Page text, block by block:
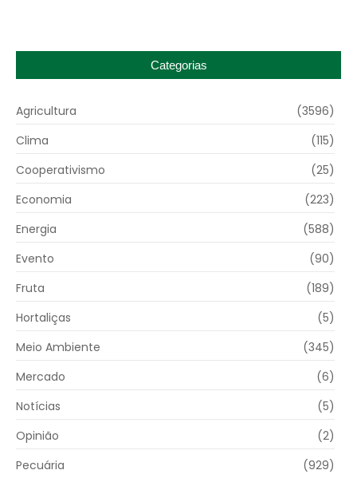
Categorias
Agricultura
(3596)
Clima
(115)
Cooperativismo
(25)
Economia
(223)
Energia
(588)
Evento
(90)
Fruta
(189)
Hortaliças
(5)
Meio Ambiente
(345)
Mercado
(6)
Notícias
(5)
Opinião
(2)
Pecuária
(929)